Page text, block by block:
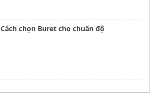
Cách chọn Buret cho chuẩn độ